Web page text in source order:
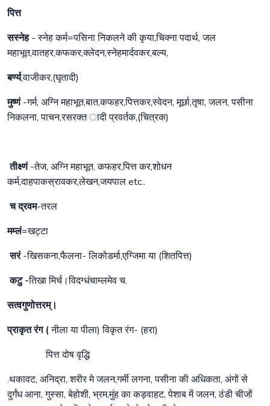
पित्त
सस्नेह- स्नेह कर्म=पसिना निकलने की कृया,चिक्ना पदार्थ, जल
महाभूत,वातहर,कफकर,क्लेदन,स्नेहमार्दवकर,बल्य,
बर्ण्य,वाजीकर,(घृतादी)
मुष्णं-गर्म, अग्नि महाभूत,बात,कफहर,पित्तकर,स्वेदन, मूर्छा,तृषा, जलन, पसीना
निकलना, पाचन,रसरक्त ादी प्रवर्तक,(चित्रक)
तीक्ष्णं-तेज, अग्नि महाभूत, कफहर,पित्त कर,शोधन
कर्म,दाहपाकस्रावकर,लेखन,जयपाल etc..
च द्रवम-तरल
मम्लं=खट्टा
सरं-खिसकना,फैलना- लिकोडर्मा,एग्जिमा या (शितपित्त)
कटु -तिखा मिर्च।विदग्धंचाम्लमेव च.
सत्वगुणोत्तरम्।
प्राकृत रंग (नीला या पीला) विकृत रंग- (हरा)
पित्त दोष वृद्धि
.थकावट, अनिद्रा, शरीर मे जलन,गर्मी लगना, पसीना की अधिकता, अंगों से
दुर्गंध आना, गुस्सा, बेहोशी, भ्रम,मुंह का कड़वाहट, पेशाब में जलन, ठंडी चीजों